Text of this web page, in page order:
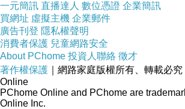
一元簡訊 直播達人 數位憑證 企業簡訊
買網址 虛擬主機 企業郵件
廣告刊登 隱私權聲明
消費者保護 兒童網路安全
About PChome 投資人聯絡 徵才
著作權保護 ｜網路家庭版權所有、轉載必究
Online
PChome Online and PChome are
Online Inc.